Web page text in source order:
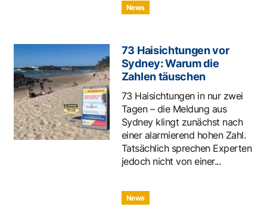
News
73 Haisichtungen vor
Sydney: Warum die
Zahlen täuschen
73 Haisichtungen in nur zwei
Tagen – die Meldung aus
Sydney klingt zunächst nach
einer alarmierend hohen Zahl.
Tatsächlich sprechen Experten
jedoch nicht von einer...
News